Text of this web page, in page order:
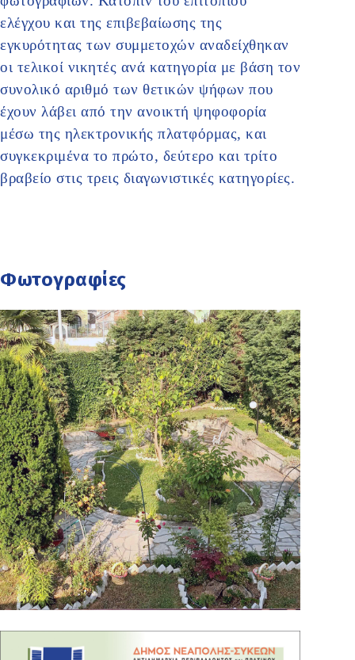
ελέγχου και της επιβεβαίωσης της
εγκυρότητας των συμμετοχών αναδείχθηκαν
οι τελικοί νικητές ανά κατηγορία με βάση τον
συνολικό αριθμό των θετικών ψήφων που
έχουν λάβει από την ανοικτή ψηφοφορία
μέσω της ηλεκτρονικής πλατφόρμας, και
συγκεκριμένα το πρώτο, δεύτερο και τρίτο
βραβείο στις τρεις διαγωνιστικές κατηγορίες.
Φωτογραφίες